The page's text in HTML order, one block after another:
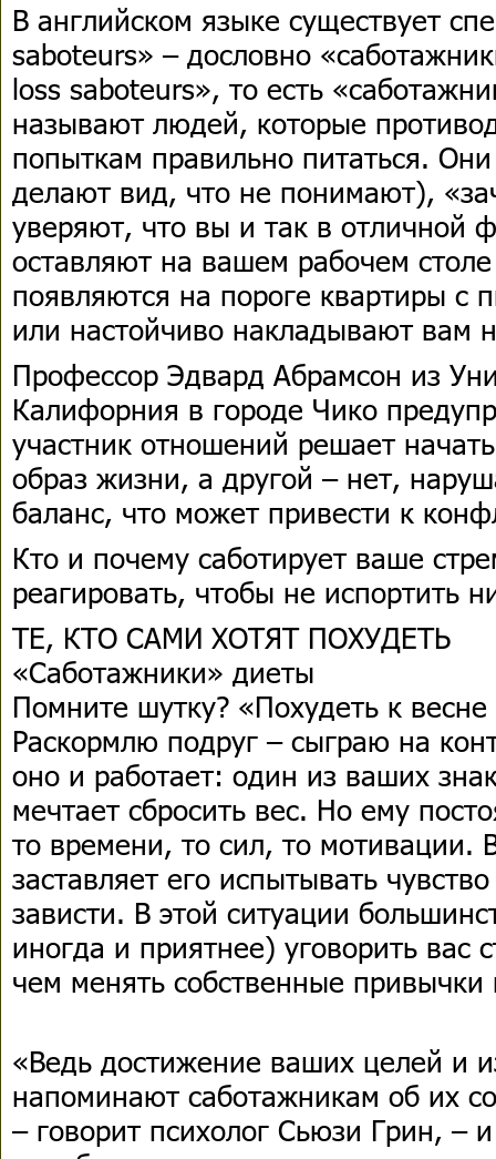
В английском языке существует
saboteurs» – дословно
loss saboteurs», то есть
называют людей, которые
попыткам правильно питаться.
делают вид, что не понимают),
уверяют, что вы и так в отличной
оставляют на вашем рабочем
появляются на пороге квартиры с
или настойчиво накладывают вам
Профессор Эдвард Абрамсон из
Калифорния в городе Чико
участник отношений решает
образ жизни, а другой – нет,
баланс, что может привести к
Кто и почему саботирует ваше
реагировать, чтобы не испортить
ТЕ, КТО САМИ ХОТЯТ ПОХУДЕТЬ
«Саботажники» диеты
Помните шутку? «Похудеть к
Раскормлю подруг – сыграю на
оно и работает: один из ваших
мечтает сбросить вес. Но ему
то времени, то сил, то мотивации.
заставляет его испытывать
зависти. В этой ситуации
иногда и приятнее) уговорить вас
чем менять собственные
«Ведь достижение ваших целей и
напоминают саботажникам об их
– говорит психолог Сьюзи Грин, –